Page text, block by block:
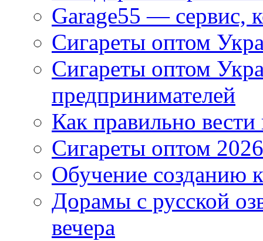
Garage55 — сервис,
Сигареты оптом
Сигареты оптом
предпринимателей
Как правильно
Сигареты оптом
Обучение созданию
Дорамы с русской
вечера